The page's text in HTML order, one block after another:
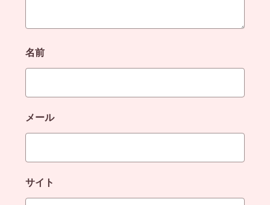
名前
メール
サイト